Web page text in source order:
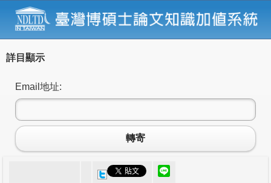
詳目顯示
Email地址:
轉寄